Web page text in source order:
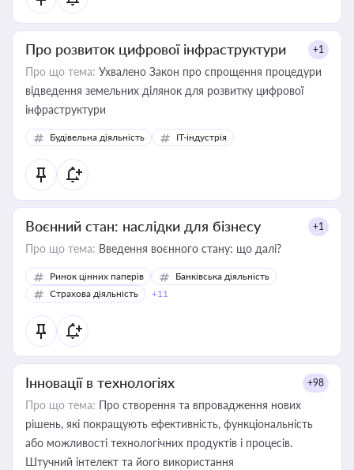
Про розвиток цифрової інфраструктури +1
Про що тема: Ухвалено Закон про спрощення процедури
відведення земельних ділянок для розвитку цифрової
інфраструктури
Будівельна діяльність IT-індустрія
Воєнний стан: наслідки для бізнесу +1
Про що тема: Введення воєнного стану: що далі?
Ринок цінних паперів
Банківська діяльність
Страхова діяльність
+11
Інновації в технологіях +98
Про що тема: Про створення та впровадження нових
рішень, які покращують ефективність, функціональність
або можливості технологічних продуктів і процесів.
Штучний інтелект та його використання